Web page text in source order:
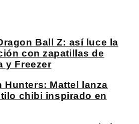
Ball Z: así luce la
con zapatillas de
y Freezer
Hunters: Mattel lanza
chibi inspirado en